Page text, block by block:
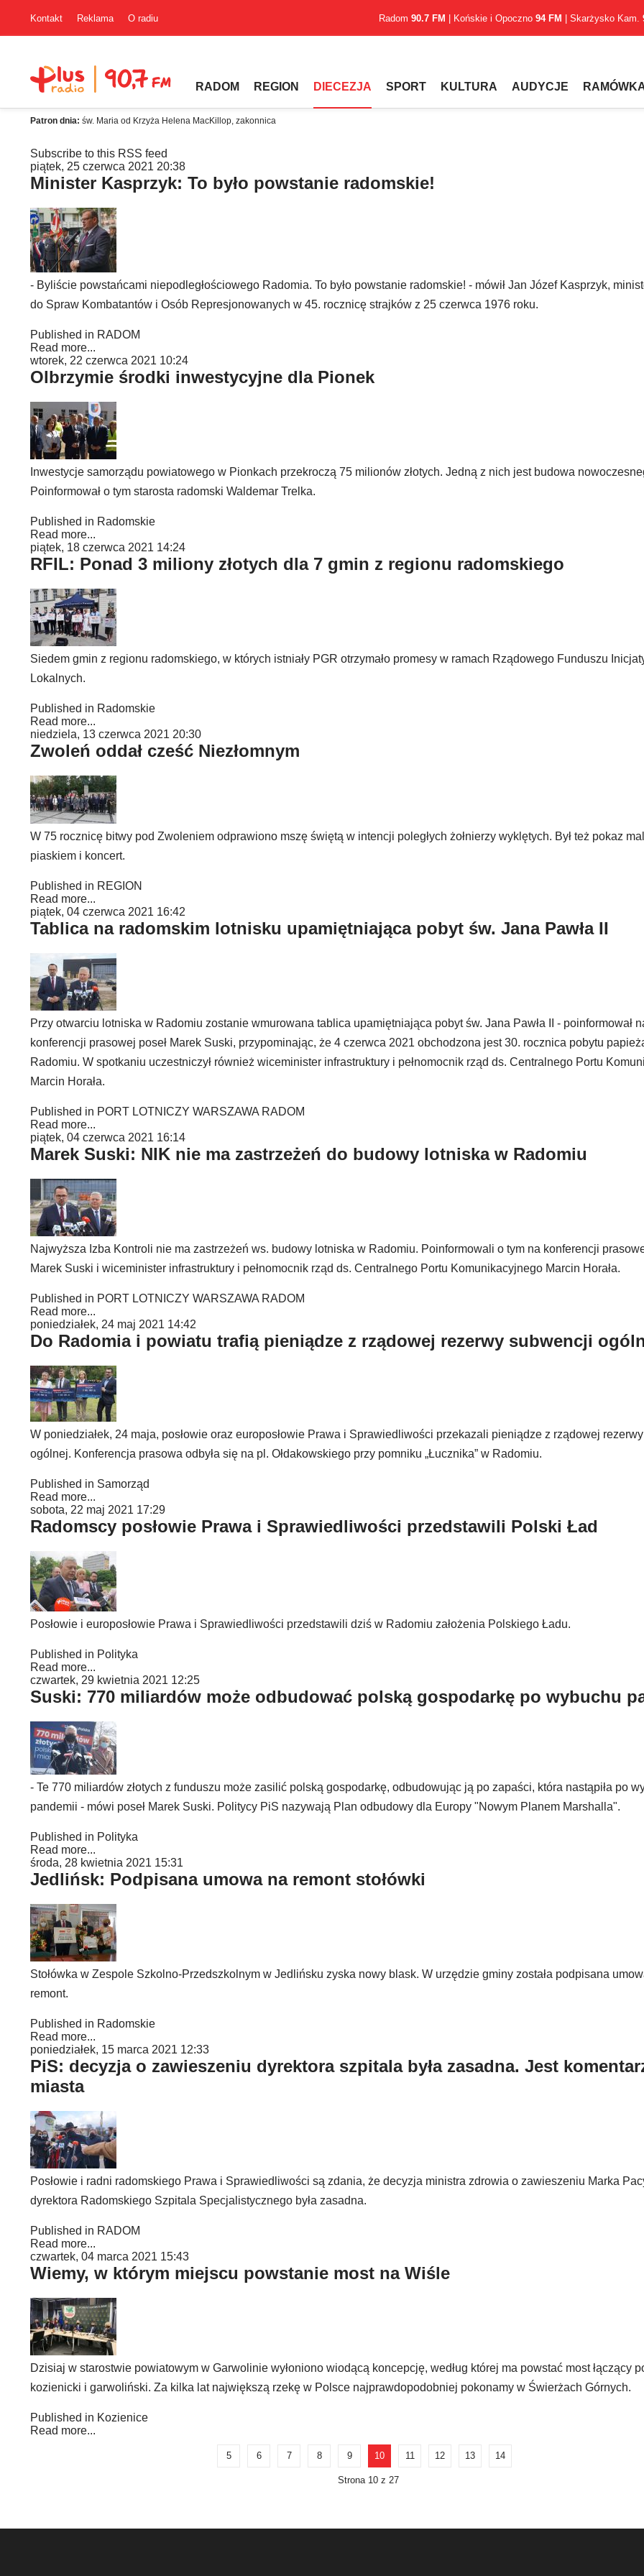
Kontakt Reklama O radiu Radom 90.7 FM | Końskie i Opoczno 94 FM | Skarżysko Kam.
RADOM REGION DIECEZJA SPORT KULTURA AUDYCJE
Patron dnia: św. Maria od Krzyża Helena MacKillop, zakonnica
Subscribe to this RSS feed
piątek, 25 czerwca 2021 20:38
Minister Kasprzyk: To było powstanie radomskie!
- Byliście powstańcami niepodległościowego Radomia. To było powstanie radomskie! - mówił Jan Józef Kasprzyk,
do Spraw Kombatantów i Osób Represjonowanych w 45. rocznicę strajków z 25 czerwca 1976 roku.
Published in RADOM
Read more...
wtorek, 22 czerwca 2021 10:24
Olbrzymie środki inwestycyjne dla Pionek
Inwestycje samorządu powiatowego w Pionkach przekroczą 75 milionów złotych. Jedną z nich jest budowa
Poinformował o tym starosta radomski Waldemar Trelka.
Published in Radomskie
Read more...
piątek, 18 czerwca 2021 14:24
RFIL: Ponad 3 miliony złotych dla 7 gmin z regionu radomskiego
Siedem gmin z regionu radomskiego, w których istniały PGR otrzymało promesy w ramach Rządowego Funduszu
Lokalnych.
Published in Radomskie
Read more...
niedziela, 13 czerwca 2021 20:30
Zwoleń oddał cześć Niezłomnym
W 75 rocznicę bitwy pod Zwoleniem odprawiono mszę świętą w intencji poległych żołnierzy wyklętych. Był też pokaz
piaskiem i koncert.
Published in REGION
Read more...
piątek, 04 czerwca 2021 16:42
Tablica na radomskim lotnisku upamiętniająca pobyt św. Jana Pawła II
Przy otwarciu lotniska w Radomiu zostanie wmurowana tablica upamiętniająca pobyt św. Jana Pawła II - poinformował
konferencji prasowej poseł Marek Suski, przypominając, że 4 czerwca 2021 obchodzona jest 30. rocznica pobytu
Radomiu. W spotkaniu uczestniczył również wiceminister infrastruktury i pełnomocnik rząd ds. Centralnego Portu
Marcin Horała.
Published in PORT LOTNICZY WARSZAWA RADOM
Read more...
piątek, 04 czerwca 2021 16:14
Marek Suski: NIK nie ma zastrzeżeń do budowy lotniska w Radomiu
Najwyższa Izba Kontroli nie ma zastrzeżeń ws. budowy lotniska w Radomiu. Poinformowali o tym na konferencji
Marek Suski i wiceminister infrastruktury i pełnomocnik rząd ds. Centralnego Portu Komunikacyjnego Marcin Horała.
Published in PORT LOTNICZY WARSZAWA RADOM
Read more...
poniedziałek, 24 maj 2021 14:42
Do Radomia i powiatu trafią pieniądze z rządowej rezerwy subwencji
W poniedziałek, 24 maja, posłowie oraz europosłowie Prawa i Sprawiedliwości przekazali pieniądze z rządowej
ogólnej. Konferencja prasowa odbyła się na pl. Ołdakowskiego przy pomniku „Łucznika” w Radomiu.
Published in Samorząd
Read more...
sobota, 22 maj 2021 17:29
Radomscy posłowie Prawa i Sprawiedliwości przedstawili Polski Ład
Posłowie i europosłowie Prawa i Sprawiedliwości przedstawili dziś w Radomiu założenia Polskiego Ładu.
Published in Polityka
Read more...
czwartek, 29 kwietnia 2021 12:25
Suski: 770 miliardów może odbudować polską gospodarkę po wybuchu
- Te 770 miliardów złotych z funduszu może zasilić polską gospodarkę, odbudowując ją po zapaści, która nastąpiła po
pandemii - mówi poseł Marek Suski. Politycy PiS nazywają Plan odbudowy dla Europy "Nowym Planem Marshalla".
Published in Polityka
Read more...
środa, 28 kwietnia 2021 15:31
Jedlińsk: Podpisana umowa na remont stołówki
Stołówka w Zespole Szkolno-Przedszkolnym w Jedlińsku zyska nowy blask. W urzędzie gminy została podpisana
remont.
Published in Radomskie
Read more...
poniedziałek, 15 marca 2021 12:33
PiS: decyzja o zawieszeniu dyrektora szpitala była zasadna. Jest
miasta
Posłowie i radni radomskiego Prawa i Sprawiedliwości są zdania, że decyzja ministra zdrowia o zawieszeniu Marka
dyrektora Radomskiego Szpitala Specjalistycznego była zasadna.
Published in RADOM
Read more...
czwartek, 04 marca 2021 15:43
Wiemy, w którym miejscu powstanie most na Wiśle
Dzisiaj w starostwie powiatowym w Garwolinie wyłoniono wiodącą koncepcję, według której ma powstać most łączący
kozienicki i garwoliński. Za kilka lat największą rzekę w Polsce najprawdopodobniej pokonamy w Świerżach Górnych.
Published in Kozienice
Read more...
5 6 7 8 9 10 11 12 13 14
Strona 10 z 27